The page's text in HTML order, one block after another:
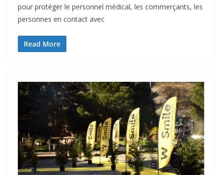
pour protéger le personnel médical, les commerçants, les
personnes en contact avec
Read More